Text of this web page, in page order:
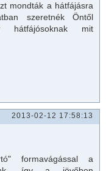
mondták a hátfájásra
szeretnék Öntől
hátfájósoknak mit
2013-02-12 17:58:13
formavágással a